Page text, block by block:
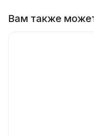
Вам также